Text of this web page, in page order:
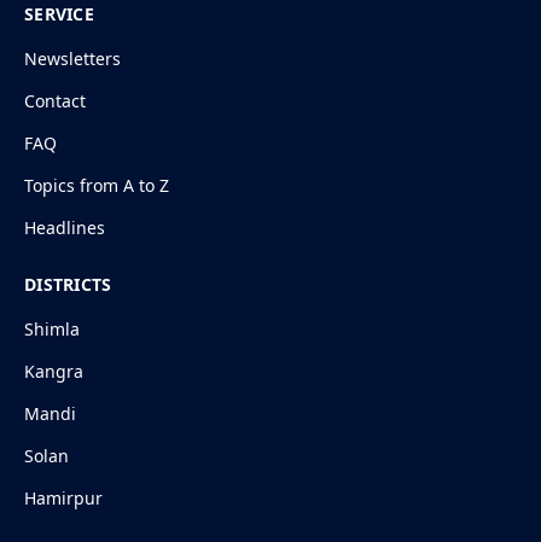
SERVICE
Newsletters
Contact
FAQ
Topics from A to Z
Headlines
DISTRICTS
Shimla
Kangra
Mandi
Solan
Hamirpur